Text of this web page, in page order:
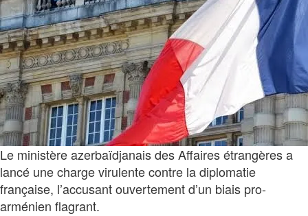
Le ministère azerbaïdjanais des Affaires étrangères a
lancé une charge virulente contre la diplomatie
française, l’accusant ouvertement d’un biais pro-
arménien flagrant.